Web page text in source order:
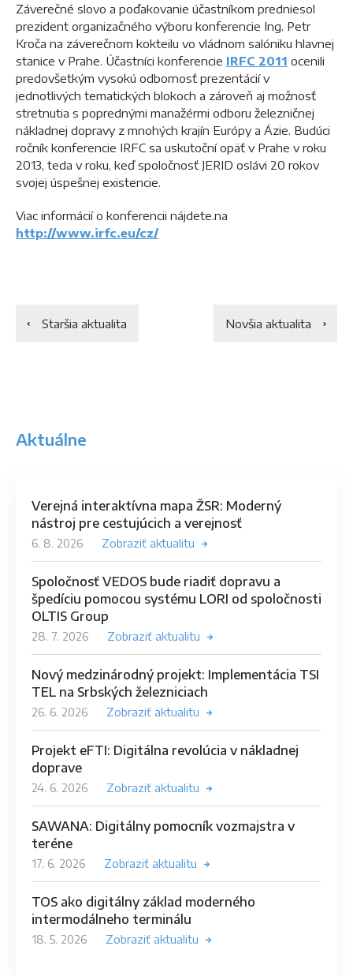
Záverečné slovo a poďakovanie účastníkom predniesol
prezident organizačného výboru konferencie Ing. Petr
Kroča na záverečnom kokteilu vo vládnom salóniku hlavnej
stanice v Prahe. Účastníci konferencie IRFC 2011 ocenili
predovšetkým vysokú odbornosť prezentácií v
jednotlivých tematických blokoch a zároveň aj možnosť
stretnutia s poprednými manažérmi odboru železničnej
nákladnej dopravy z mnohých krajín Európy a Ázie. Budúci
ročník konferencie IRFC sa uskutoční opäť v Prahe v roku
2013, teda v roku, keď spoločnosť JERID oslávi 20 rokov
svojej úspešnej existencie.
Viac informácií o konferencii nájdete.na
http://www.irfc.eu/cz/
Staršia aktualita Novšia aktualita
Aktuálne
Verejná interaktívna mapa ŽSR: Moderný
nástroj pre cestujúcich a verejnosť
6. 8. 2026 Zobraziť aktualitu
Spoločnosť VEDOS bude riadiť dopravu a
špedíciu pomocou systému LORI od spoločnosti
OLTIS Group
28. 7. 2026 Zobraziť aktualitu
Nový medzinárodný projekt: Implementácia TSI
TEL na Srbských železniciach
26. 6. 2026 Zobraziť aktualitu
Projekt eFTI: Digitálna revolúcia v nákladnej
doprave
24. 6. 2026 Zobraziť aktualitu
SAWANA: Digitálny pomocník vozmajstra v
teréne
17. 6. 2026 Zobraziť aktualitu
TOS ako digitálny základ moderného
intermodálneho terminálu
18. 5. 2026 Zobraziť aktualitu